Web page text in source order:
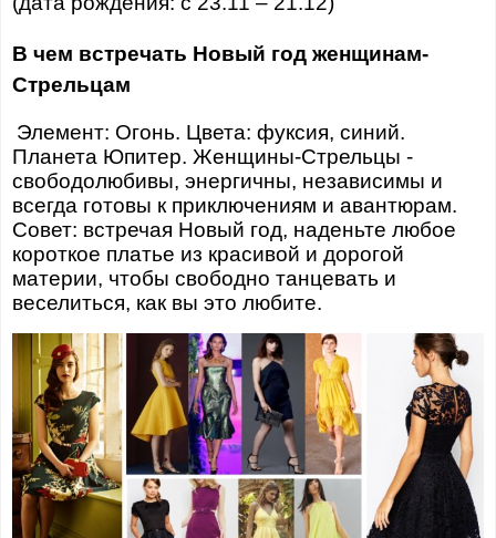
В чем встречать Новый год женщинам-
Стрельцам
Элемент: Огонь. Цвета: фуксия, синий.
Планета Юпитер. Женщины-Стрельцы -
свободолюбивы, энергичны, независимы и
всегда готовы к приключениям и авантюрам.
Совет: встречая Новый год, наденьте любое
короткое платье из красивой и дорогой
материи, чтобы свободно танцевать и
веселиться, как вы это любите.